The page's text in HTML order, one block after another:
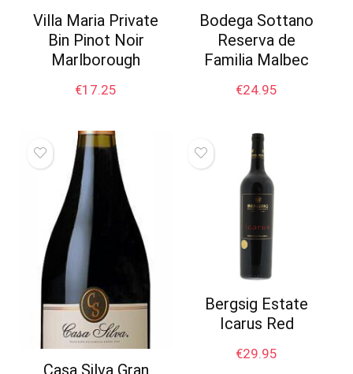
Villa Maria Private
Bin Pinot Noir
Marlborough
€17.25
Bodega Sottano
Reserva de
Familia Malbec
€24.95
Casa Silva Gran
Bergsig Estate
Icarus Red
€29.95